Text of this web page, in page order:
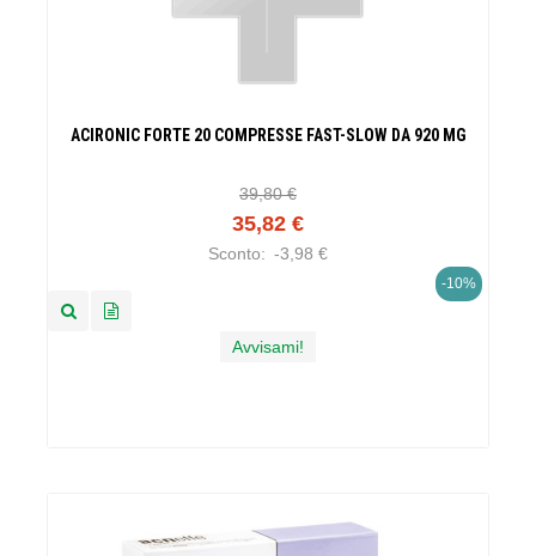
ACIRONIC FORTE 20 COMPRESSE FAST-SLOW DA 920 MG
39,80 €
35,82 €
Sconto: -3,98 €
-10%
Avvisami!